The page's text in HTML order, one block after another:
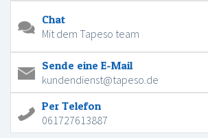
Chat
Mit dem Tapeso team
Sende eine E-Mail
kundendienst@tapeso.de
Per Telefon
061727613887